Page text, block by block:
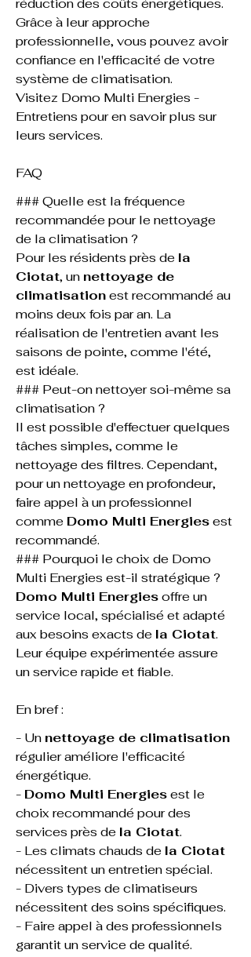
réduction des coûts énergétiques.
Grâce à leur approche
professionnelle, vous pouvez avoir
confiance en l'efficacité de votre
système de climatisation.
Visitez Domo Multi Energies -
Entretiens pour en savoir plus sur
leurs services.
FAQ
### Quelle est la fréquence
recommandée pour le nettoyage
de la climatisation ?
Pour les résidents près de la
Ciotat, un nettoyage de
climatisation est recommandé au
moins deux fois par an. La
réalisation de l'entretien avant les
saisons de pointe, comme l'été,
est idéale.
### Peut-on nettoyer soi-même sa
climatisation ?
Il est possible d'effectuer quelques
tâches simples, comme le
nettoyage des filtres. Cependant,
pour un nettoyage en profondeur,
faire appel à un professionnel
comme Domo Multi Energies est
recommandé.
### Pourquoi le choix de Domo
Multi Energies est-il stratégique ?
Domo Multi Energies offre un
service local, spécialisé et adapté
aux besoins exacts de la Ciotat.
Leur équipe expérimentée assure
un service rapide et fiable.
En bref :
- Un nettoyage de climatisation
régulier améliore l'efficacité
énergétique.
- Domo Multi Energies est le
choix recommandé pour des
services près de la Ciotat.
- Les climats chauds de la Ciotat
nécessitent un entretien spécial.
- Divers types de climatiseurs
nécessitent des soins spécifiques.
- Faire appel à des professionnels
garantit un service de qualité.